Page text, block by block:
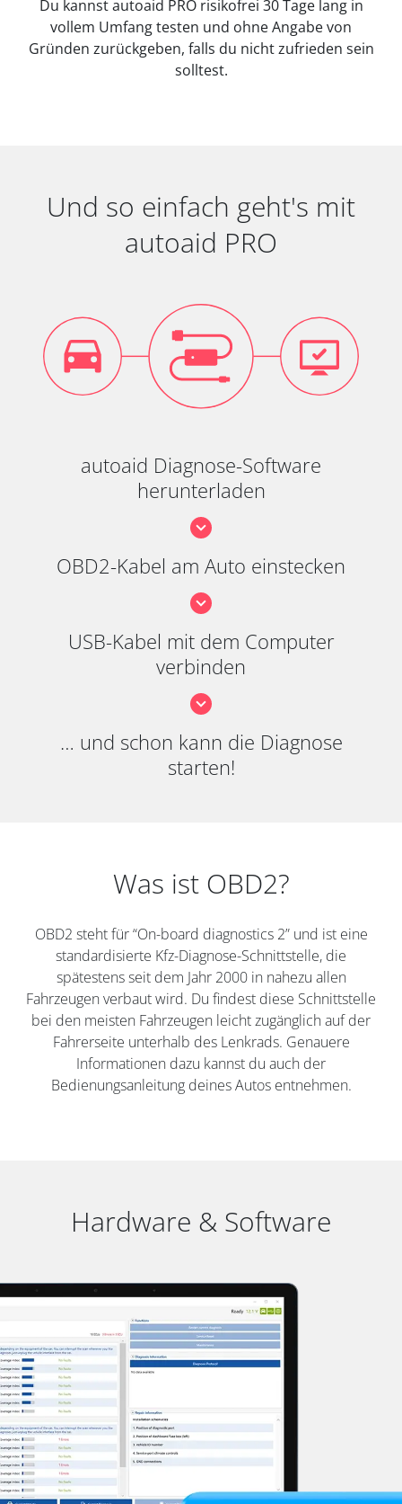
Du kannst autoaid PRO risikofrei 30 Tage lang in
vollem Umfang testen und ohne Angabe von
Gründen zurückgeben, falls du nicht zufrieden sein
solltest.
Und so einfach geht's mit
autoaid PRO
autoaid Diagnose-Software
herunterladen
OBD2-Kabel am Auto einstecken
USB-Kabel mit dem Computer
verbinden
… und schon kann die Diagnose
starten!
Was ist OBD2?
OBD2 steht für “On-board diagnostics 2” und ist eine
standardisierte Kfz-Diagnose-Schnittstelle, die
spätestens seit dem Jahr 2000 in nahezu allen
Fahrzeugen verbaut wird. Du findest diese Schnittstelle
bei den meisten Fahrzeugen leicht zugänglich auf der
Fahrerseite unterhalb des Lenkrads. Genauere
Informationen dazu kannst du auch der
Bedienungsanleitung deines Autos entnehmen.
Hardware & Software